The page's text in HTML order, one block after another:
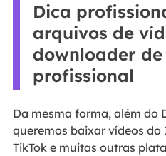
Dica
arquivos de
downloader
profissional
Da mesma forma, além do
queremos baixar vídeos do
TikTok e muitas outras